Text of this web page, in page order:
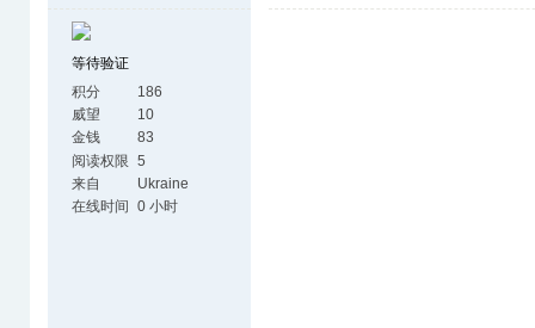
等待验证
积分
186
威望
10
金钱
83
阅读权限 5
来自
Ukraine
在线时间
0 小时